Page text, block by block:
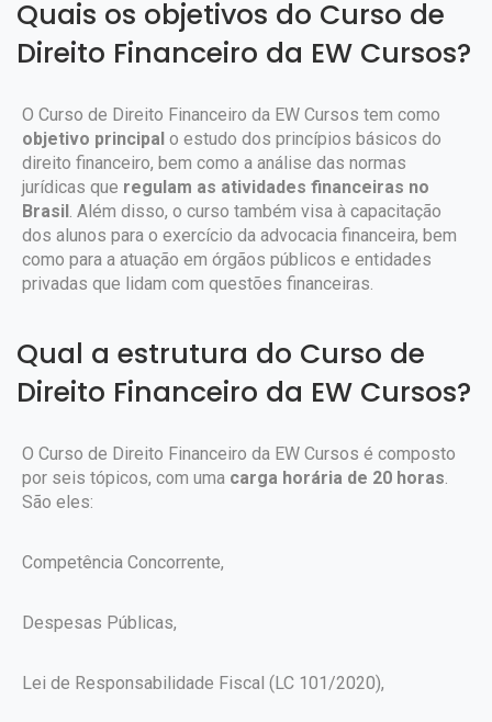
Quais os objetivos do Curso de
Direito Financeiro da EW Cursos?
O Curso de Direito Financeiro da EW Cursos tem como
objetivo principal o estudo dos princípios básicos do
direito financeiro, bem como a análise das normas
jurídicas que regulam as atividades financeiras no
Brasil. Além disso, o curso também visa à capacitação
dos alunos para o exercício da advocacia financeira, bem
como para a atuação em órgãos públicos e entidades
privadas que lidam com questões financeiras.
Qual a estrutura do Curso de
Direito Financeiro da EW Cursos?
O Curso de Direito Financeiro da EW Cursos é composto
por seis tópicos, com uma carga horária de 20 horas.
São eles:
Competência Concorrente,
Despesas Públicas,
Lei de Responsabilidade Fiscal (LC 101/2020),